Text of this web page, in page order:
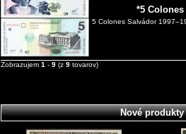
*5 Colones
5 Colones Salvádor
Zobrazujem 1 - 9 (z 9 tovarov)
Nové produkty